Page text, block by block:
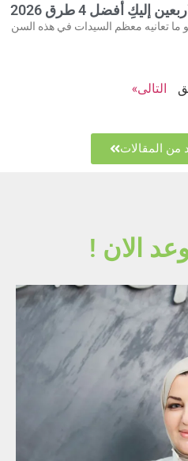
أفضل 4 طرق 2026
ما تعانيه معظم السيدات في هذه السن
التالى»
من المقالات
الان !